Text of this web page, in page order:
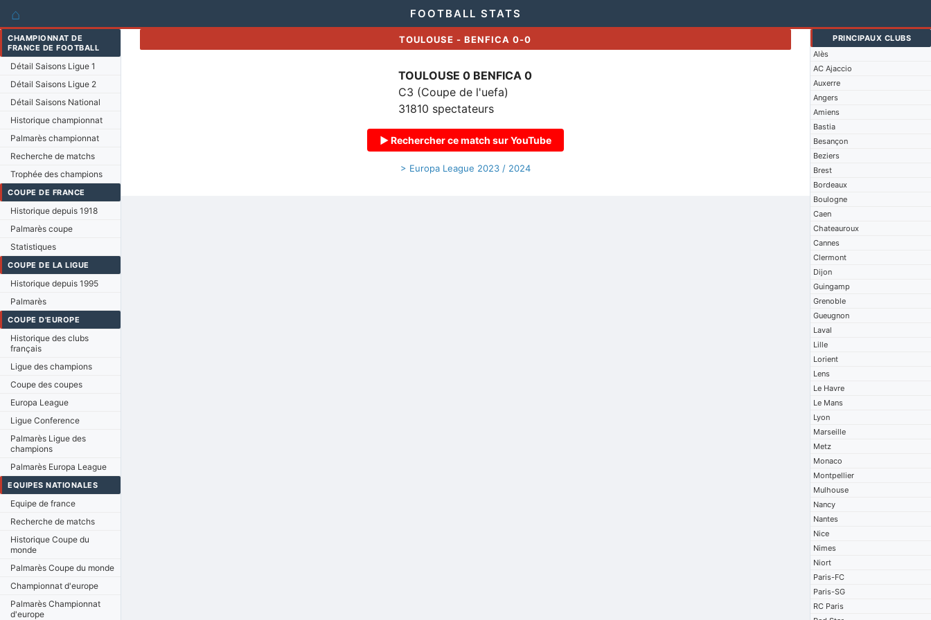
⌂ FOOTBALL STATS
CHAMPIONNAT DE
FRANCE DE FOOTBALL
Détail Saisons Ligue 1
Détail Saisons Ligue 2
Détail Saisons National
Historique championnat
Palmarès championnat
Recherche de matchs
Trophée des champions
COUPE DE FRANCE
Historique depuis 1918
Palmarès coupe
Statistiques
COUPE DE LA LIGUE
Historique depuis 1995
Palmarès
COUPE D'EUROPE
Historique des clubs
français
Ligue des champions
Coupe des coupes
Europa League
Ligue Conference
Palmarès Ligue des
champions
Palmarès Europa League
EQUIPES NATIONALES
Equipe de france
Recherche de matchs
Historique Coupe du
monde
Palmarès Coupe du monde
Championnat d'europe
Palmarès Championnat
d'europe
PRINCIPAUX CLUBS
Alès
AC Ajaccio
Auxerre
Angers
Amiens
Bastia
Besançon
Beziers
Brest
Bordeaux
Boulogne
Caen
Chateauroux
Cannes
Clermont
Dijon
Guingamp
Grenoble
Gueugnon
Laval
Lille
Lorient
Lens
Le Havre
Le Mans
Lyon
Marseille
Metz
Monaco
Montpellier
Mulhouse
Nancy
Nantes
Nice
Nimes
Niort
Paris-FC
Paris-SG
RC Paris
TOULOUSE - BENFICA 0-0
TOULOUSE 0 BENFICA 0
C3 (Coupe de l'uefa)
31810 spectateurs
▶ Rechercher ce match sur YouTube
> Europa League 2023 / 2024